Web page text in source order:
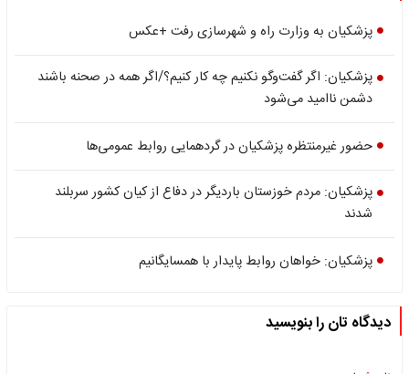
پزشکیان به وزارت راه و شهرسازی رفت +عکس
پزشکیان: اگر گفت‌وگو نکنیم‌ چه کار کنیم؟/اگر همه در صحنه باشند
دشمن ناامید می‌شود
حضور غیرمنتظره پزشکیان در گردهمایی روابط عمومی‌ها
پزشکیان: مردم خوزستان باردیگر در دفاع از کیان کشور سربلند
شدند
پزشکیان: خواهان روابط پایدار با همسایگانیم
دیدگاه تان را بنویسید